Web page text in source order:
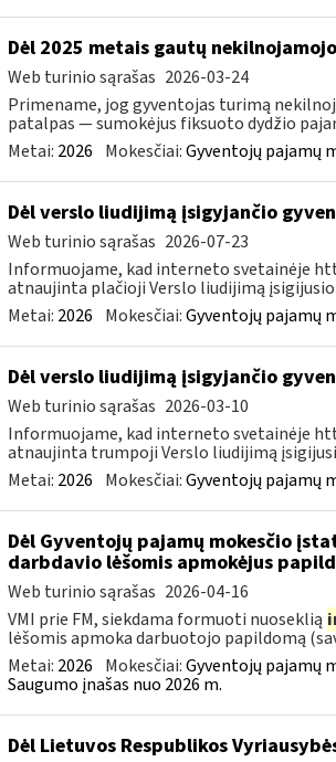
Dėl 2025 metais gautų
Web turinio sąrašas 2026-03-24
Primename, jog gyventojas turimą
patalpas — sumokėjus fiksuoto dydžio
Metai: 2026 Mokesčiai:Gyventojų pajamų
Dėl verslo liudijimą įsigyjančio
Web turinio sąrašas 2026-07-23
Informuojame, kad interneto svetainėje
atnaujinta plačioji Verslo liudijimą
Metai: 2026 Mokesčiai:Gyventojų pajamų
Dėl verslo liudijimą įsigyjančio
Web turinio sąrašas 2026-03-10
Informuojame, kad interneto svetainėje
atnaujinta trumpoji Verslo liudijimą
Metai: 2026 Mokesčiai:Gyventojų pajamų
Dėl Gyventojų pajamų mokesčio
darbdavio lėšomis apmokėjus
Web turinio sąrašas 2026-04-16
VMI prie FM, siekdama formuoti nuoseklią
lėšomis apmoka darbuotojo papildomą
Metai: 2026 Mokesčiai:Gyventojų pajamų
Saugumo įnašas nuo 2026 m.
Dėl Lietuvos Respublikos